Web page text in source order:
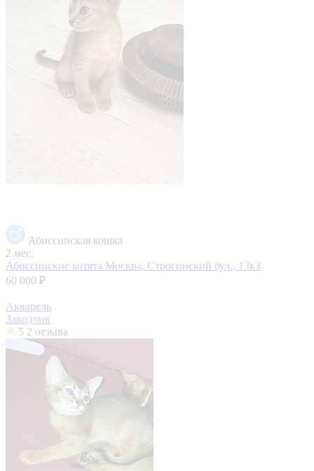
Абиссинская кошка
2 мес.
Абиссинские котята Москва, Строгинский бул., 13к3
60 000 ₽
Акварель
Заводчик
5 2 отзыва